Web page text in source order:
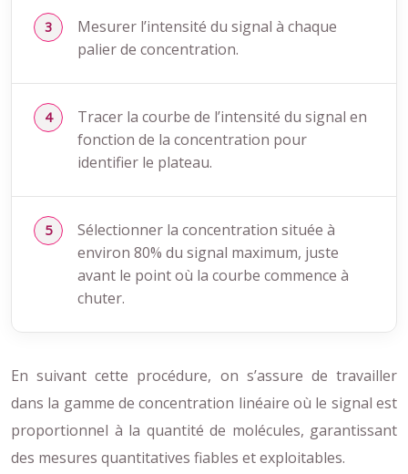
Mesurer l’intensité du signal à chaque
palier de concentration.
Tracer la courbe de l’intensité du signal en
fonction de la concentration pour
identifier le plateau.
Sélectionner la concentration située à
environ 80% du signal maximum, juste
avant le point où la courbe commence à
chuter.
En suivant cette procédure, on s’assure de travailler
dans la gamme de concentration linéaire où le signal est
proportionnel à la quantité de molécules, garantissant
des mesures quantitatives fiables et exploitables.